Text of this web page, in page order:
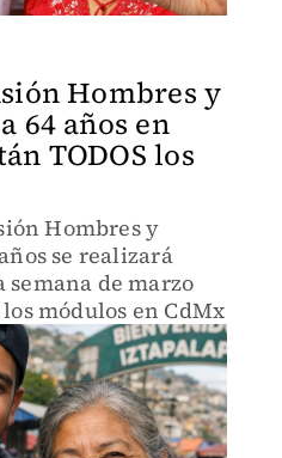
Hombres y
64 años en
TODOS los
Hombres y
se realizará
semana de marzo
los módulos en CdMx